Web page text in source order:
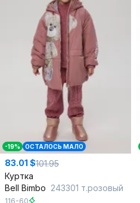
-19% ОСТАЛОСЬ МАЛО
83.01 $101.95
Куртка
Bell Bimbo 243301 т.розовый
116-60